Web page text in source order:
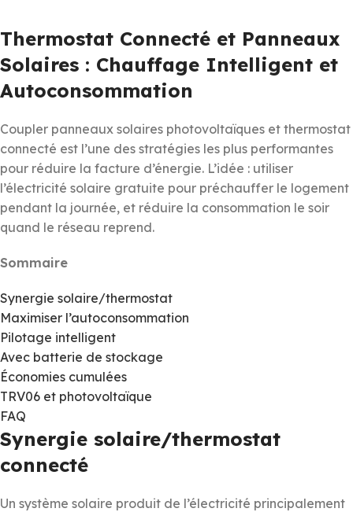
Thermostat Connecté et Panneaux
Solaires : Chauffage Intelligent et
Autoconsommation
Coupler panneaux solaires photovoltaïques et thermostat
connecté est l’une des stratégies les plus performantes
pour réduire la facture d’énergie. L’idée : utiliser
l’électricité solaire gratuite pour préchauffer le logement
pendant la journée, et réduire la consommation le soir
quand le réseau reprend.
Sommaire
Synergie solaire/thermostat
Maximiser l’autoconsommation
Pilotage intelligent
Avec batterie de stockage
Économies cumulées
TRV06 et photovoltaïque
FAQ
Synergie solaire/thermostat
connecté
Un système solaire produit de l’électricité principalement